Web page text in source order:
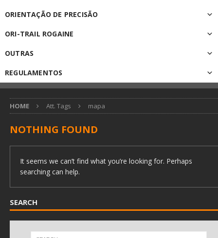
ORIENTAÇÃO DE PRECISÃO
ORI-TRAIL ROGAINE
OUTRAS
REGULAMENTOS
HOME Att. Tags mapa
NOTHING FOUND
It seems we can’t find what you’re looking for. Perhaps
searching can help.
SEARCH